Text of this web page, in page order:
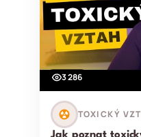
3 286
TOXICKÝ